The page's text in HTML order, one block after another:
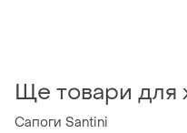
Ще товари для
Сапоги Santini